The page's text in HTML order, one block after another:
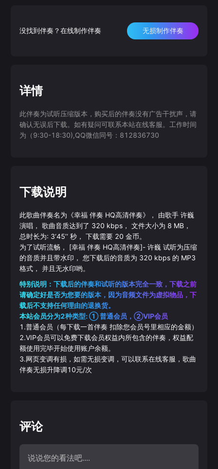
没找到伴奏？在线制作伴奏 无损制作伴奏
详情
此伴奏为试听压缩版本，购买后的伴奏没有广告干扰声，请
确认无误后下载。如有疑问可联系本站在线客服。工作时间
为（9:30-18:30),QQ微信同号：812836730
下载说明
此歌曲伴奏名为《幸福 伴奏 HQ高清伴奏》， 由歌手 许巍
演唱， 歌曲音质达到了 320 kbps， 文件大小为 8 MB，
总时长为: 3‘45’‘秒， 下载需要 20 金币。
为了试听流畅， [幸福 伴奏 HQ高清伴奏]- 许巍 试听为压缩
的音质并且带水印， 您下载后的音质为 320 kbps 的 MP3
格式， 并且无水印哟。
特别说明：下载后的伴奏和试听的版本完全一致，下载之前
请确定好是否为您要的版本，因为音频文件为虚拟物品，下
载后不支持任何理由的退换货。
本站会员分为2种类型: ① 普通会员，②VIP会员
1.普通会员（每下载一首伴奏 扣除您会员号里相应的金额）
2.VIP会员可以免费下载会员权益内所包含的伴奏，权益配
额使用完毕开始使用账户余额。
3.网页变调有损，如需无损变调，可以联系在线客服，歌曲
伴奏无损升降调10元/次
评论